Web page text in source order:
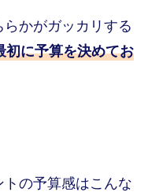
かがガッカリする
初に予算を決めてお
トの予算感はこんな